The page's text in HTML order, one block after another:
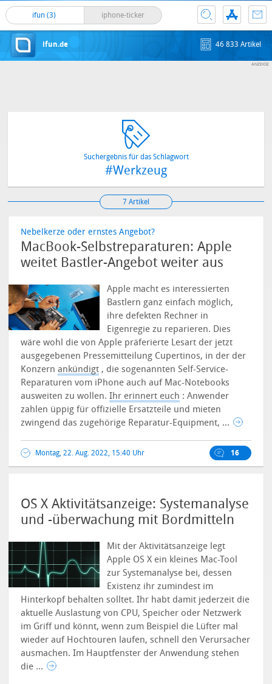
ifun (3) iphone-ticker
ifun.de 46 833 Artikel
Suchergebnis für das Schlagwort
#Werkzeug
7 Artikel
Nebelkerze oder ernstes Angebot?
MacBook-Selbstreparaturen: Apple
weitet Bastler-Angebot weiter aus
Apple macht es interessierten
Bastlern ganz einfach möglich,
ihre defekten Rechner in
Eigenregie zu reparieren. Dies
wäre wohl die von Apple präferierte Lesart der jetzt
ausgegebenen Pressemitteilung Cupertinos, in der der
Konzernankündigt , die sogenannten Self-Service-
Reparaturen vom iPhone auch auf Mac-Notebooks
ausweiten zu wollen.Ihr erinnert euch : Anwender
zahlen üppig für offizielle Ersatzteile und mieten
zwingend das zugehörige Reparatur-Equipment, ...
Montag, 22. Aug. 2022, 15:40 Uhr 16
OS X Aktivitätsanzeige: Systemanalyse
und -überwachung mit Bordmitteln
Mit der Aktivitätsanzeige legt
Apple OS X ein kleines Mac-Tool
zur Systemanalyse bei, dessen
Existenz ihr zumindest im
Hinterkopf behalten solltet. Ihr habt damit jederzeit die
aktuelle Auslastung von CPU, Speicher oder Netzwerk
im Griff und könnt, wenn zum Beispiel die Lüfter mal
wieder auf Hochtouren laufen, schnell den Verursacher
ausmachen.Im Hauptfenster der Anwendung stehen
die ...